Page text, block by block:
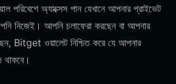
পরিবেশে অ্যাক্সেস পান যেখানে আপনার প্রাইভেট
নিজেই। আপনি চলাফেরা করছেন বা আপনার
Bitget ওয়ালেট নিশ্চিত করে যে আপনার
থাকবে।